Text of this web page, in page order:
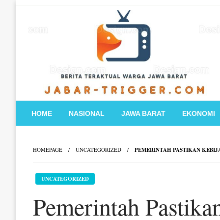
HOME NASIONAL JAWA BARAT EKONOMI
HOMEPAGE UNCATEGORIZED PEMERINTAH PASTIKAN
UNCATEGORIZED
Pemerintah